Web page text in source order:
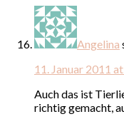
Angelina
11. Januar 2011
Auch das ist
richtig gemacht,